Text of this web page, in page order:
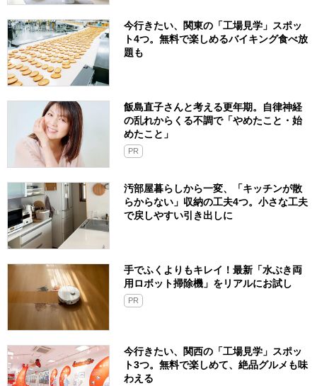
今行きたい、関東の「工場見学」スポッ
ト4つ。無料で楽しめるバイキング食べ放
題も
飯島直子さんと考える更年期。自律神経
の乱れからくる不調で「やめたこと・始
めたこと」
PR
汚部屋暮らしから一変、「キッチンが散
らからない」収納の工夫4つ。小さな工夫
で戻しやすい引き出しに
手でふくよりもキレイ！最新「水ぶき両
用ロボット掃除機」をリアルにお試し
PR
今行きたい、関西の「工場見学」スポッ
ト3つ。無料で楽しめて、絶品グルメも味
わえる